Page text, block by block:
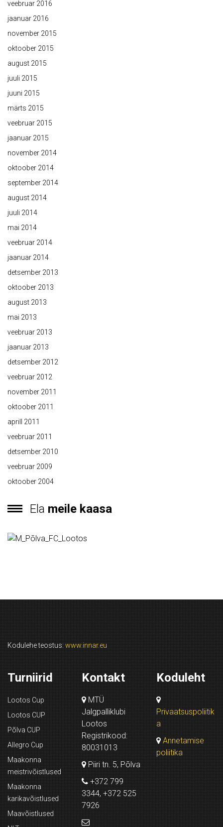
veebruar 2016
jaanuar 2016
november 2015
oktoober 2015
august 2015
juuli 2015
juuni 2015
märts 2015
veebruar 2015
jaanuar 2015
november 2014
oktoober 2014
september 2014
august 2014
juuli 2014
mai 2014
veebruar 2014
jaanuar 2014
detsember 2013
oktoober 2013
august 2013
mai 2013
veebruar 2013
jaanuar 2013
detsember 2012
veebruar 2012
november 2011
oktoober 2011
aprill 2011
veebruar 2011
detsember 2010
veebruar 2009
oktoober 2004
Ela meile kaasa
Kodulehe teostus: www.innar.eu
Turniirid
Lootos Cup
Lootos CUP
Põlva CUP
Allegro Cup
Maakonna
meistrivõistlused
Maakonna
karikavõistlused
Maavõistlused
Kontakt
MTÜ
Jalgpalliklubi
Lootos
Registrikood:
80031013
Piiri tn. 5, Põlva
+372 799
3344, +372 525
7926
Koduleht
Privaatsuspoliitik
a
Annetamise
poliitika